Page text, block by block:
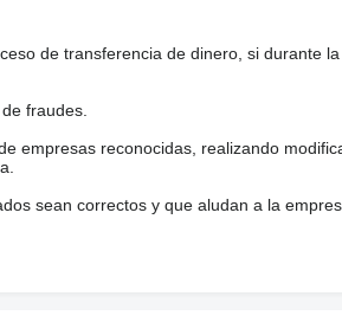
de transferencia de dinero, si durante
fraudes.
empresas reconocidas, realizando
sean correctos y que aludan a la